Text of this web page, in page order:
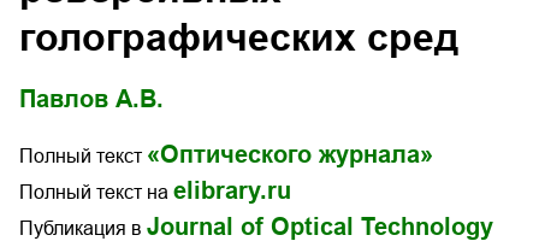
голографических сред
Павлов А.В.
Полный текст «Оптического журнала»
Полный текст на elibrary.ru
Публикация в Journal of Optical Technology